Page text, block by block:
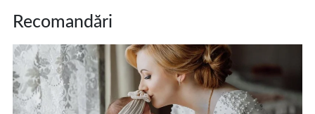
Recomandări